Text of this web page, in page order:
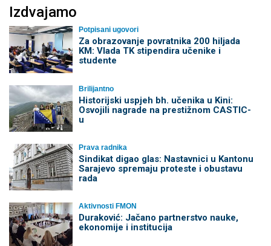
Izdvajamo
Potpisani ugovori
Za obrazovanje povratnika 200 hiljada
KM: Vlada TK stipendira učenike i
studente
Brilijantno
Historijski uspjeh bh. učenika u Kini:
Osvojili nagrade na prestižnom CASTIC-
u
Prava radnika
Sindikat digao glas: Nastavnici u Kantonu
Sarajevo spremaju proteste i obustavu
rada
Aktivnosti FMON
Duraković: Jačano partnerstvo nauke,
ekonomije i institucija